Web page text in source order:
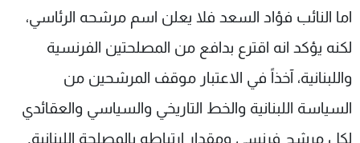
اما النائب فؤاد السعد فلا يعلن اسم مرشحه الرئاسي،
لكنه يؤكد انه اقترع بدافع من المصلحتين الفرنسية
واللبنانية، آخذاً في الاعتبار موقف المرشحين من
السياسة اللبنانية والخط التاريخي والسياسي والعقائدي
لكل مرشح فرنسي ومقدار ارتباطه بالمصلحة اللبنانية.